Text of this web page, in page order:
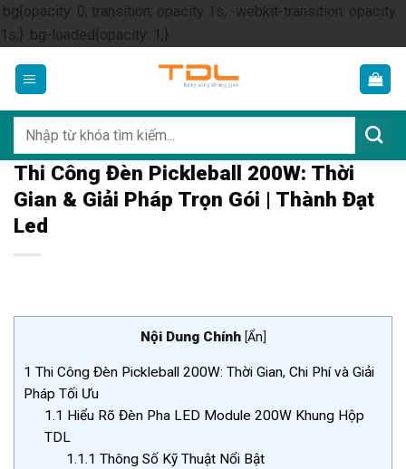
.bg{opacity: 0; transition: opacity 1s; -webkit-transition: opacity
1s;} .bg-loaded{opacity: 1;}Skip
content
kiếm:
Thi Công Đèn Pickleball 200W: Thời
Gian & Giải Pháp Trọn Gói | Thành Đạt
Led
Nội Dung Chính [Ẩn]
1 Thi Công Đèn Pickleball 200W: Thời Gian, Chi Phí và Giải
Pháp Tối Ưu
1.1 Hiểu Rõ Đèn Pha LED Module 200W Khung Hộp
TDL
1.1.1 Thông Số Kỹ Thuật Nổi Bật